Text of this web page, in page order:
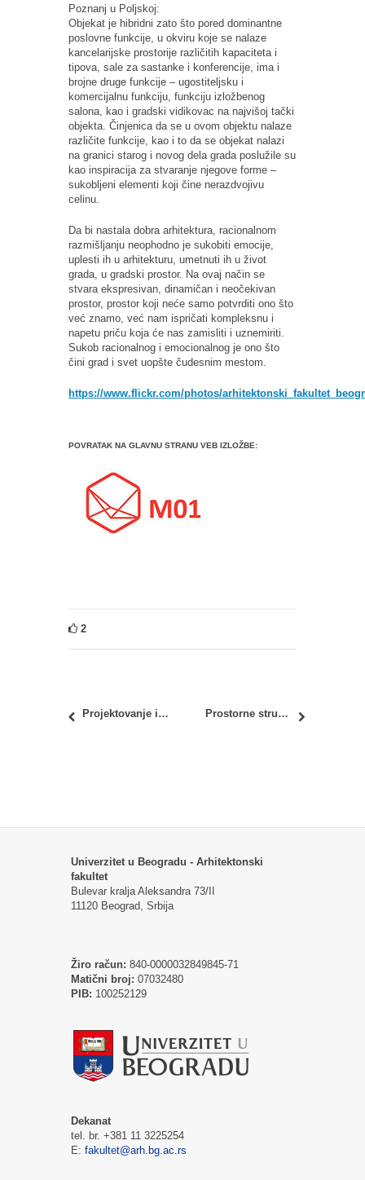
Poznanj u Poljskoj:
Objekat je hibridni zato što pored dominantne
poslovne funkcije, u okviru koje se nalaze
kancelarijske prostorije različitih kapaciteta i
tipova, sale za sastanke i konferencije, ima i
brojne druge funkcije – ugostiteljsku i
komercijalnu funkciju, funkciju izložbenog
salona, kao i gradski vidikovac na najvišoj tački
objekta. Činjenica da se u ovom objektu nalaze
različite funkcije, kao i to da se objekat nalazi
na granici starog i novog dela grada poslužile su
kao inspiracija za stvaranje njegove forme –
sukobljeni elementi koji čine nerazdvojivu
celinu.
Da bi nastala dobra arhitektura, racionalnom
razmišljanju neophodno je sukobiti emocije,
uplesti ih u arhitekturu, umetnuti ih u život
grada, u gradski prostor. Na ovaj način se
stvara ekspresivan, dinamičan i neočekivan
prostor, prostor koji neće samo potvrditi ono što
već znamo, već nam ispričati kompleksnu i
napetu priču koja će nas zamisliti i uznemiriti.
Sukob racionalnog i emocionalnog je ono što
čini grad i svet uopšte čudesnim mestom.
https://www.flickr.com/photos/
POVRATAK NA GLAVNU STRANU VEB IZLOŽBE:
2
Projektovanje i realizacija stambenih i poslovnih objekata Prostorne strukture – Beogradski sajam
Univerzitet u Beogradu - Arhitektonski
fakultet
Bulevar kralja Aleksandra 73/II
11120 Beograd, Srbija
Žiro račun: 840-0000032849845-71
Matični broj: 07032480
PIB: 100252129
Dekanat
tel. br. +381 11 3225254
E: fakultet@arh.bg.ac.rs